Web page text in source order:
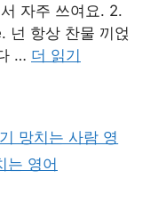
자주 쓰여요. 2.
항상 찬물 끼얹
… 더 읽기
망치는 사람 영
는 영어